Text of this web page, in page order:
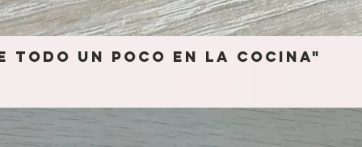
todo un poco en la cocina"